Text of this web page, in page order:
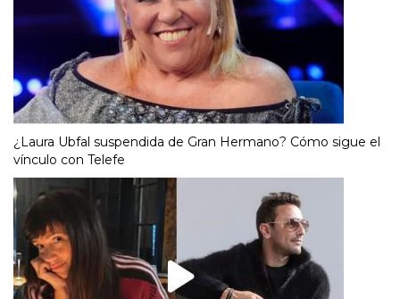
¿Laura Ubfal suspendida de Gran Hermano? Cómo sigue el
vínculo con Telefe